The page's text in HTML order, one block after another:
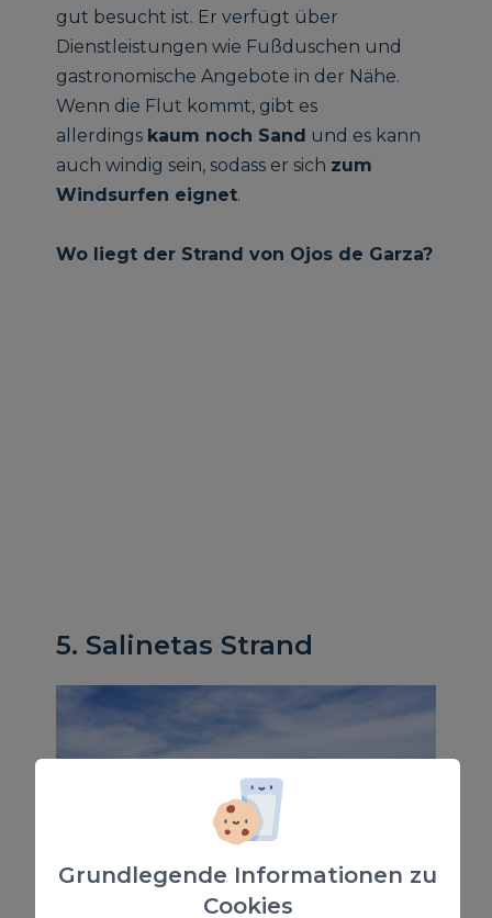
gut besucht ist. Er verfügt über
Dienstleistungen wie Fußduschen und
gastronomische Angebote in der Nähe.
Wenn die Flut kommt, gibt es
allerdings kaum noch Sand und es kann
auch windig sein, sodass er sich zum
Windsurfen eignet.
Wo liegt der Strand von Ojos de Garza?
5. Salinetas Strand
Grundlegende Informationen zu
Cookies